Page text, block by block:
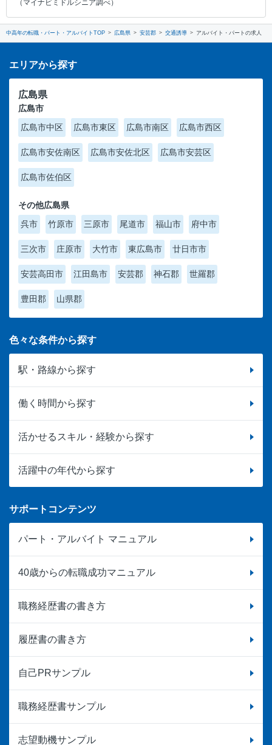
（マイナビミドルシニア調べ）
中高年の転職・パート・アルバイトTOP 広島県 安芸郡 交通誘導 アルバイト・パートの求人
エリアから探す
広島県
広島市
広島市中区
広島市東区 広島市南区 広島市西区
広島市安佐南区 広島市安佐北区 広島市安芸区
広島市佐伯区
その他広島県
呉市
竹原市 三原市 尾道市 福山市 府中市
三次市 庄原市 大竹市 東広島市 廿日市市
安芸高田市 江田島市 安芸郡 神石郡 世羅郡
豊田郡 山県郡
色々な条件から探す
駅・路線から探す
働く時間から探す
活かせるスキル・経験から探す
活躍中の年代から探す
サポートコンテンツ
パート・アルバイト マニュアル
40歳からの転職成功マニュアル
職務経歴書の書き方
履歴書の書き方
自己PRサンプル
職務経歴書サンプル
志望動機サンプル